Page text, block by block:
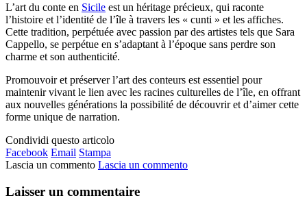
L’art du conte en Sicile est un héritage précieux, qui raconte
l’histoire et l’identité de l’île à travers les « cunti » et les affiches.
Cette tradition, perpétuée avec passion par des artistes tels que Sara
Cappello, se perpétue en s’adaptant à l’époque sans perdre son
charme et son authenticité.
Promouvoir et préserver l’art des conteurs est essentiel pour
maintenir vivant le lien avec les racines culturelles de l’île, en offrant
aux nouvelles générations la possibilité de découvrir et d’aimer cette
forme unique de narration.
Condividi questo articolo
Facebook Email Stampa
Lascia un commento Lascia un commento
Laisser un commentaire